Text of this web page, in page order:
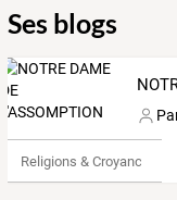
Ses blogs
Religions & Croyances